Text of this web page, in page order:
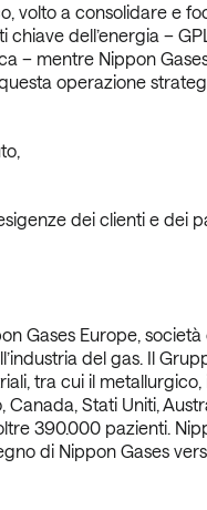
volto a consolidare e
dell’energia –
– mentre Nippon
operazione
dei clienti e dei
Gases Europe,
del gas. Il
tra cui il metallurgico,
Canada, Stati Uniti,
390.000 pazienti.
di Nippon Gases